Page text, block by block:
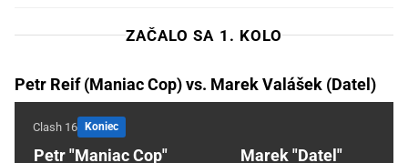
ZAČALO SA 1. KOLO
Petr Reif (Maniac Cop) vs. Marek Valášek (Datel)
Clash 16 Koniec
Petr "Maniac Cop"
Marek "Datel"